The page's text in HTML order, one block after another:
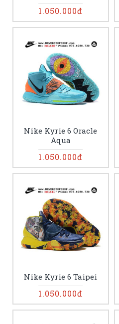
1.050.000đ
Nike Kyrie 6 Oracle
Aqua
1.050.000đ
Nike Kyrie 6 Taipei
1.050.000đ